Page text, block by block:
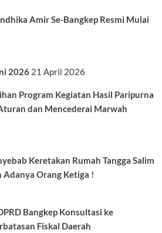
Amir Se-Bangkep Resmi Mulai
2026 21 April 2026
Program Kegiatan Hasil Paripurna
dan Mencederai Marwah
Keretakan Rumah Tangga Salim
Adanya Orang Ketiga !
Bangkep Konsultasi ke
Fiskal Daerah